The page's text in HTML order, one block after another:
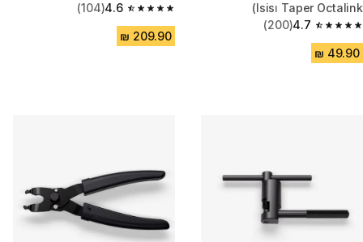
Taper Octalink וIsis)
4.7
4.7 out of 5 stars from 200 reviews
(200)
4.6
4.6 out of 5 stars from 104 reviews
(104)